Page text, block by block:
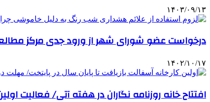
۱۴۰۳/۰۹/۱۳
درخواست عضو شورای شهر از ورود جدی مرکز
۱۴۰۲/۱۰/۱۷
افتتاح خانه روزنامه نگاران در هفته آتی/ فعالیت